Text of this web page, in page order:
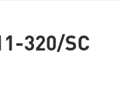
320/SC